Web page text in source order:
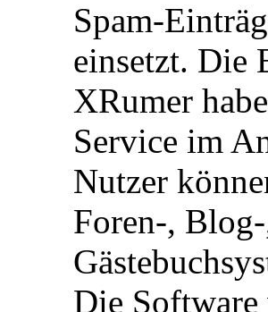
Spam-
einsetzt. Die
XRumer
Service im
Nutzer
Foren-,
Die